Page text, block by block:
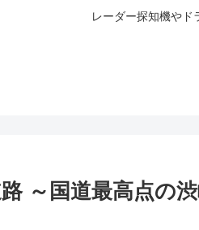
レーダー探知機やド
～国道最高点の